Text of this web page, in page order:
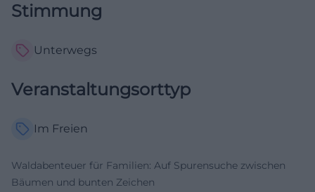
Stimmung
Unterwegs
Veranstaltungsorttyp
Im Freien
Waldabenteuer für Familien: Auf Spurensuche zwischen
Bäumen und bunten Zeichen